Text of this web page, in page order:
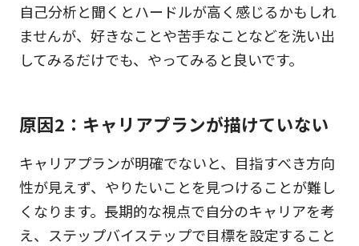
自己分析と聞くとハードルが高く感じるかもしれ
ませんが、好きなことや苦手なことなどを洗い出
してみるだけでも、やってみると良いです。
原因2：キャリアプランが描けていない
キャリアプランが明確でないと、目指すべき方向
性が見えず、やりたいことを見つけることが難し
くなります。長期的な視点で自分のキャリアを考
え、ステップバイステップで目標を設定すること